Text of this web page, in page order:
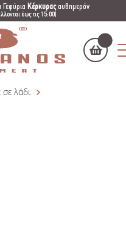
Κέρκυραςαυθημερόν
έως τις 15:00)
λάδι